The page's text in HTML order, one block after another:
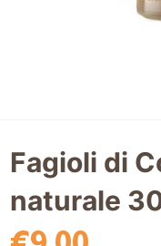
Fagioli di
naturale